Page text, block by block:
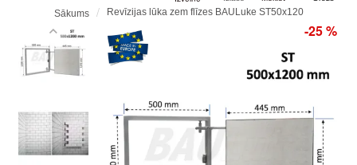
Sākums Revīzijas lūka zem flīzes BAULuke ST50x120
-25 %